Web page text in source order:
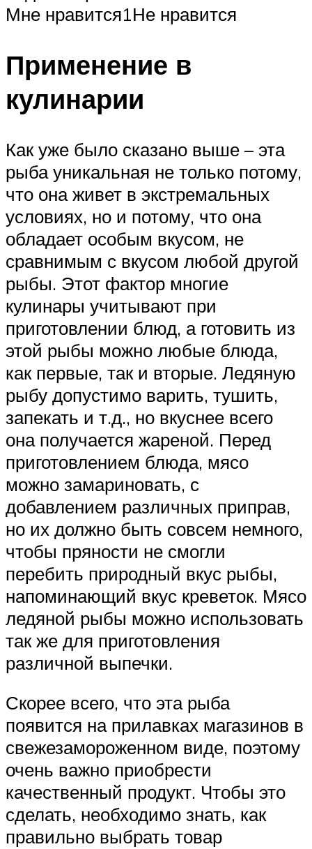
Мне нравится1Не нравится
Применение в
кулинарии
Как уже было сказано выше – эта
рыба уникальная не только потому,
что она живет в экстремальных
условиях, но и потому, что она
обладает особым вкусом, не
сравнимым с вкусом любой другой
рыбы. Этот фактор многие
кулинары учитывают при
приготовлении блюд, а готовить из
этой рыбы можно любые блюда,
как первые, так и вторые. Ледяную
рыбу допустимо варить, тушить,
запекать и т.д., но вкуснее всего
она получается жареной. Перед
приготовлением блюда, мясо
можно замариновать, с
добавлением различных приправ,
но их должно быть совсем немного,
чтобы пряности не смогли
перебить природный вкус рыбы,
напоминающий вкус креветок. Мясо
ледяной рыбы можно использовать
так же для приготовления
различной выпечки.
Скорее всего, что эта рыба
появится на прилавках магазинов в
свежезамороженном виде, поэтому
очень важно приобрести
качественный продукт. Чтобы это
сделать, необходимо знать, как
правильно выбрать товар